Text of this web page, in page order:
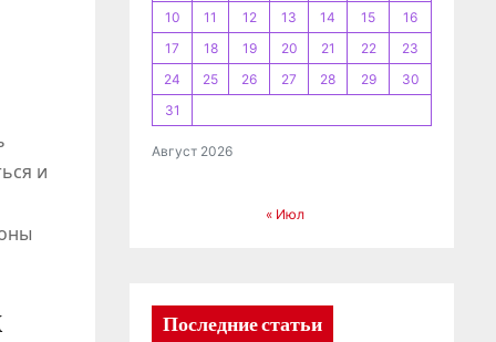
и
Август 2026
10
11 12 13 14 15
16
17
18 19 20 21 22
23
24
25 26 27 28 29
30
31
« Июл
Последние статьи